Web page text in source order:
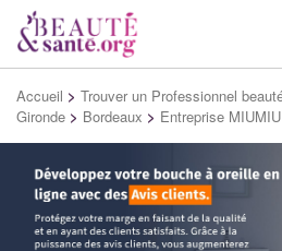
Accueil > Trouver un Professionnel
Gironde > Bordeaux > Entreprise